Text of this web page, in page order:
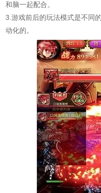
和脑一起配合。
3.游戏前后的玩法模式是不同
动化的。